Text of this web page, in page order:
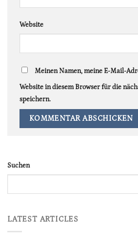
Website
Meinen Namen, meine E-Mail-
Website in diesem Browser für die
speichern.
Suchen
LATEST ARTICLES